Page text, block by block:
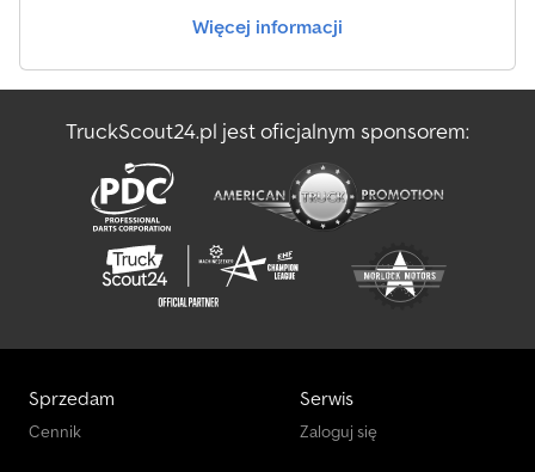
Więcej informacji
TruckScout24.pl jest oficjalnym sponsorem:
Sprzedam
Cennik
Serwis
Zaloguj się